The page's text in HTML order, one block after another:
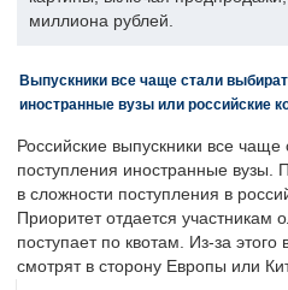
миллиона рублей.
Выпускники все чаще стали
иностранные вузы или российские
Российские выпускники все чаще
поступления иностранные вузы.
в сложности поступления в
Приоритет отдается участникам
поступает по квотам. Из-за
смотрят в сторону Европы или